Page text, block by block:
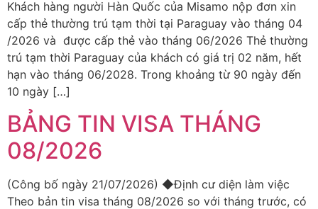
Khách hàng người Hàn Quốc của Misamo nộp đơn xin
cấp thẻ thường trú tạm thời tại Paraguay vào tháng 04
/2026 và được cấp thẻ vào tháng 06/2026 Thẻ thường
trú tạm thời Paraguay của khách có giá trị 02 năm, hết
hạn vào tháng 06/2028. Trong khoảng từ 90 ngày đến
10 ngày […]
BẢNG TIN VISA THÁNG
08/2026
(Công bố ngày 21/07/2026) ◆Định cư diện làm việc
Theo bản tin visa tháng 08/2026 so với tháng trước, có